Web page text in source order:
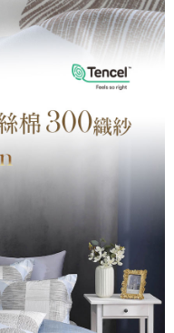
並將交易相關給付款項請求債
監護人之同意方可使用
之損失，本公司不負相關責
帳號之用戶狀況，依本公司即